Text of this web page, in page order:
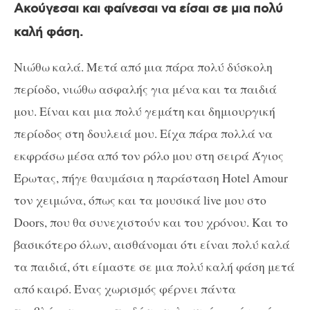
Ακούγεσαι και φαίνεσαι να είσαι σε μια πολύ
καλή φάση.
Νιώθω καλά. Μετά από μια πάρα πολύ δύσκολη
περίοδο, νιώθω ασφαλής για μένα και τα παιδιά
μου. Είναι και μια πολύ γεμάτη και δημιουργική
περίοδος στη δουλειά μου. Είχα πάρα πολλά να
εκφράσω μέσα από τον ρόλο μου στη σειρά Άγιος
Έρωτας, πήγε θαυμάσια η παράσταση Hotel Amour
τον χειμώνα, όπως και τα μουσικά live μου στο
Doors, που θα συνεχιστούν και του χρόνου. Και το
βασικότερο όλων, αισθάνομαι ότι είναι πολύ καλά
τα παιδιά, ότι είμαστε σε μια πολύ καλή φάση μετά
από καιρό. Ένας χωρισμός φέρνει πάντα